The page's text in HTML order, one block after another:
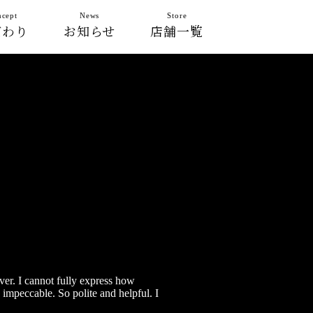
り お知らせ
News
店舗一覧
Store
I cannot fully express how
So polite and helpful. I